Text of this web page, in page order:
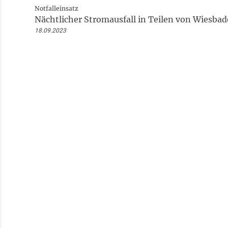
Notfalleinsatz
Nächtlicher Stromausfall in Teilen von
18.09.2023